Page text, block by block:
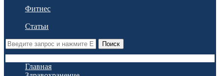
Фитнес
Статьи
Поиск
Главная